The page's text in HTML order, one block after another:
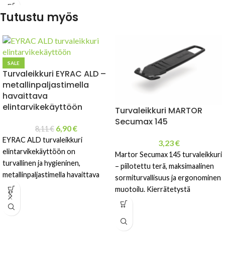
Tutustu myös
SALE
Turvaleikkuri EYRAC ALD –
metallinpaljastimella
havaittava
elintarvikekäyttöön
8,11€ 6,90€
EYRAC ALD turvaleikkuri
elintarvikekäyttöön on
turvallinen ja hygieninen,
metallinpaljastimella havaittava
ratkaisu pakkausteollisuuteen ja
elintarvikekäsittelyyn. Kestävä,
ergonominen ja
Turvaleikkuri MARTOR
Secumax 145
3,23€
Martor Secumax 145 turvaleikkuri
– piilotettu terä, maksimaalinen
sormiturvallisuus ja ergonominen
muotoilu. Kierrätetystä
materiaalista. Soveltuu pahville,